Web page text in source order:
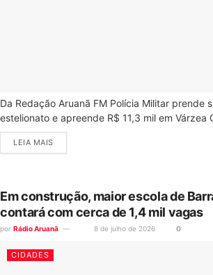
Da Redação Aruanã FM Polícia Militar prende
estelionato e apreende R$ 11,3 mil em Várzea
LEIA MAIS
Em construção, maior escola de
contará com cerca de 1,4 mil vagas
por Rádio Aruanã 8 de julho de 2026 0
CIDADES